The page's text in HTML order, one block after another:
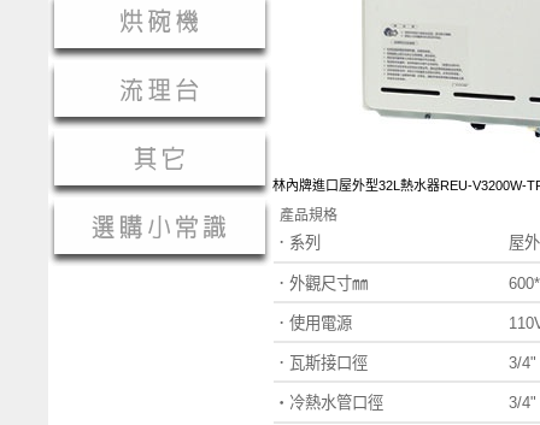
林內牌進口屋外型32L熱水器REU-V3200W-
產品規格
． 系列 屋外型熱
．外觀尺寸㎜
．使用電源 110V/
．瓦斯接口徑 3/4"
‧冷熱水管口徑 3/4"